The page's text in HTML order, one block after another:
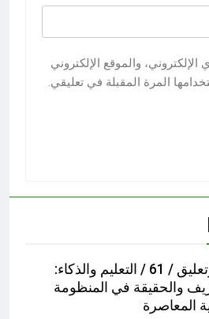
والموقع الإلكتروني
المرة المقبلة في تعليقي.
مقولة وتعليق / 61 / التعليم والذكاء:
والحقيقة في المنظومة
المعاصرة